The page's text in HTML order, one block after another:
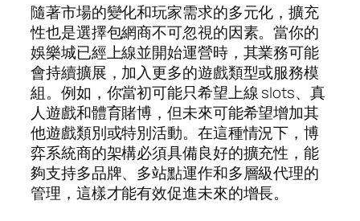
隨著市場的變化和玩家需求的多元化，擴充
性也是選擇包網商不可忽視的因素。當你的
娛樂城已經上線並開始運營時，其業務可能
會持續擴展，加入更多的遊戲類型或服務模
組。例如，你當初可能只希望上線 slots、真
人遊戲和體育賭博，但未來可能希望增加其
他遊戲類別或特別活動。在這種情況下，博
弈系統商的架構必須具備良好的擴充性，能
夠支持多品牌、多站點運作和多層級代理的
管理，這樣才能有效促進未來的增長。